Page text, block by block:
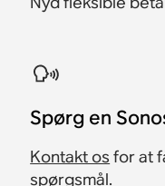
Spørg en
Kontakt os for at
spørgsmål.